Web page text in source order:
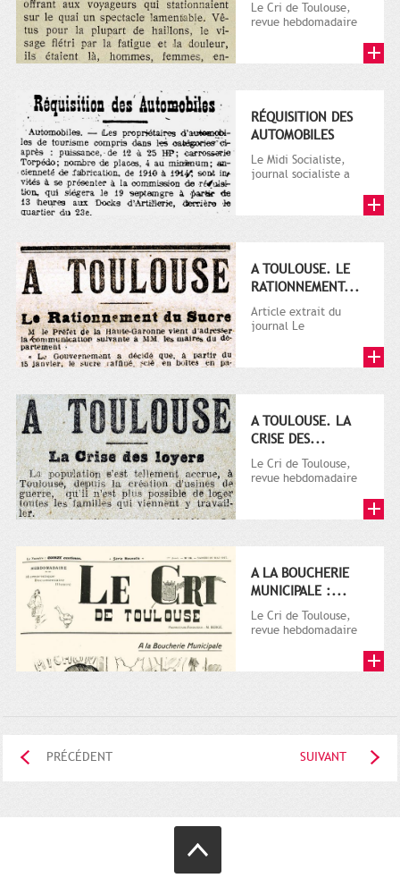
Le Cri de Toulouse,
revue hebdomadaire
puis...
RÉQUISITION DES
AUTOMOBILES
Le Midi Socialiste,
journal socialiste a
A TOULOUSE. LE
RATIONNEMENT...
Article extrait du
journal Le
A TOULOUSE. LA
CRISE DES...
Le Cri de Toulouse,
revue hebdomadaire
A LA BOUCHERIE
MUNICIPALE :...
Le Cri de Toulouse,
revue hebdomadaire
PRÉCÉDENT SUIVANT